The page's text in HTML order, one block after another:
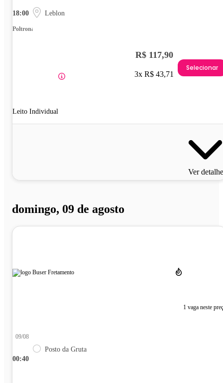
18:00 Leblon
Poltrona
Leito Individual
R$ 117,90
3x R$ 43,71
Selecionar
Ver
domingo, 09 de agosto
1 vaga neste
00:40
09/08
Posto da Gruta